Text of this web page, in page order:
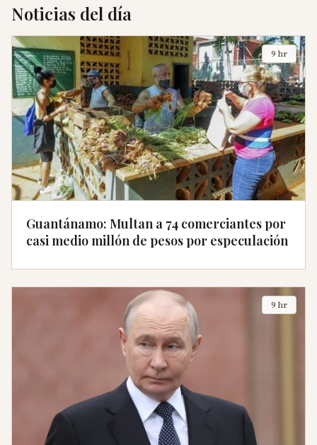
Noticias del día
9 hr
Guantánamo: Multan a 74 comerciantes por
casi medio millón de pesos por especulación
9 hr